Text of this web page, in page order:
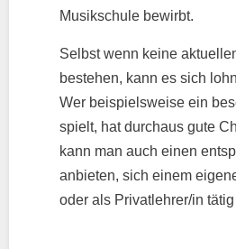
Musikschule bewirbt.
Selbst wenn keine
bestehen, kann es sich
Wer beispielsweise ein
spielt, hat durchaus gute
kann man auch einen
anbieten, sich einem
oder als Privatlehrer/in